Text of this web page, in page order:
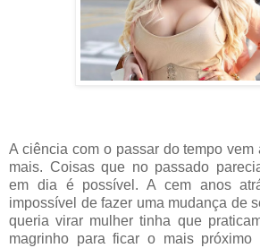
A ciência com o passar do tempo vem
mais. Coisas que no passado
em dia é possível. A cem anos
impossível de fazer uma mudança de
queria virar mulher tinha que
magrinho para ficar o mais próximo